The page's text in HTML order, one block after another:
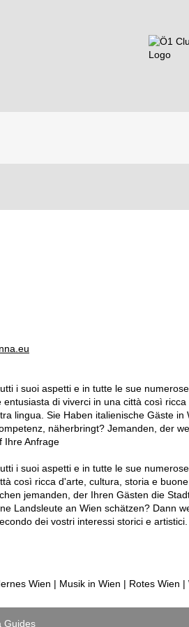
i suoi aspetti e in tutte le sue
di viverci in una città così
lingua. Sie Haben italienische Gäste
näherbringt? Jemanden, der
Ihre Anfrage
i suoi aspetti e in tutte le sue
così ricca d'arte, cultura, storia e
jemanden, der Ihren Gästen die
Landsleute an Wien schätzen? Dann
dei vostri interessi storici e artistici.
Wien | Musik in Wien | Rotes Wien |
Guides